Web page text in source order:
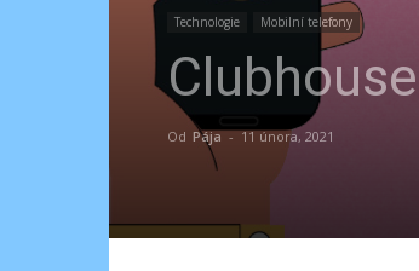
Technologie Mobilní telefony
Od Pája - 11 února, 2021